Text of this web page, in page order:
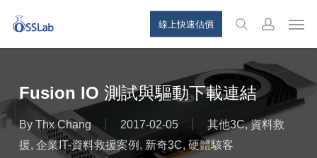
main
線上快速估價
searchaccount
Fusion IO 測試與驅動下載連結
By Thx Chang 2017-02-05 其他3C,資料救
援, 企業IT-資料救援案例 , 新奇3C, 硬體駭客